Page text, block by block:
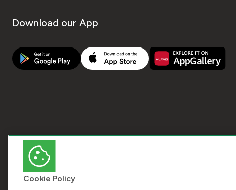
Download our App
Cookie Policy